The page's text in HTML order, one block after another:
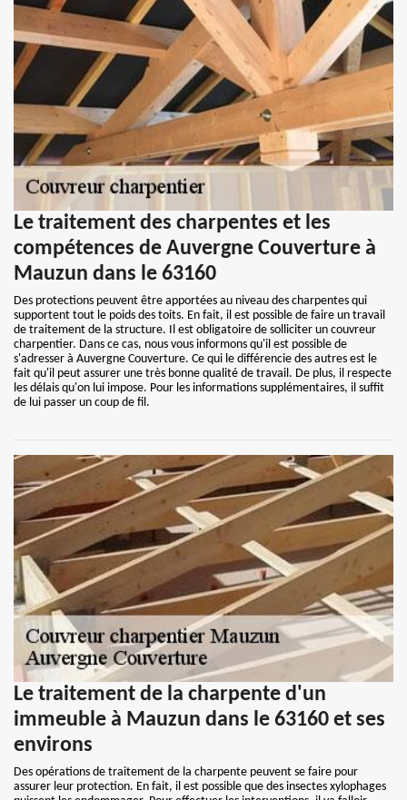
Le traitement des charpentes et les
compétences de Auvergne Couverture à
Mauzun dans le 63160
Des protections peuvent être apportées au niveau des charpentes qui
supportent tout le poids des toits. En fait, il est possible de faire un travail
de traitement de la structure. Il est obligatoire de solliciter un couvreur
charpentier. Dans ce cas, nous vous informons qu'il est possible de
s'adresser à Auvergne Couverture. Ce qui le différencie des autres est le
fait qu'il peut assurer une très bonne qualité de travail. De plus, il respecte
les délais qu'on lui impose. Pour les informations supplémentaires, il suffit
de lui passer un coup de fil.
Le traitement de la charpente d'un
immeuble à Mauzun dans le 63160 et ses
environs
Des opérations de traitement de la charpente peuvent se faire pour
assurer leur protection. En fait, il est possible que des insectes xylophages